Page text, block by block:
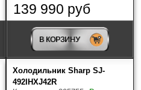
139 990 руб
В КОРЗИНУ
Холодильник Sharp SJ-
492IHXJ42R